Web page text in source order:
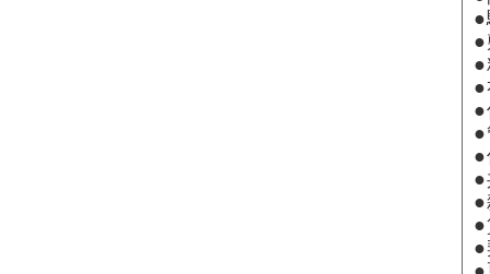
●
●
●
●
●
●
●
●
●
●
●